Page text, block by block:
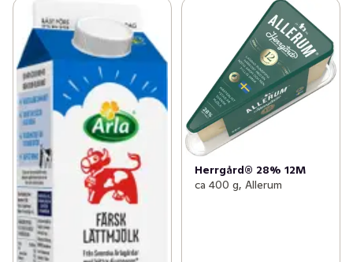
Herrgård® 28% 12M
ca 400 g, Allerum